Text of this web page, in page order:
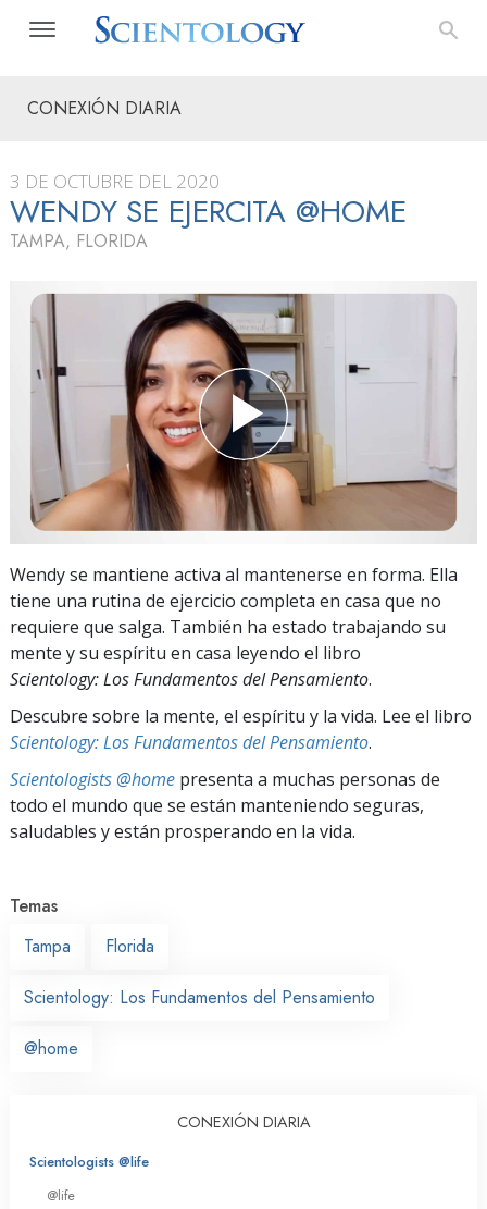
CONEXIÓN DIARIA
3 DE OCTUBRE DEL 2020
WENDY SE EJERCITA @HOME
TAMPA, FLORIDA
Wendy se mantiene activa al mantenerse en forma. Ella
tiene una rutina de ejercicio completa en casa que no
requiere que salga. También ha estado trabajando su
mente y su espíritu en casa leyendo el libro
Scientology: Los Fundamentos del Pensamiento.
Descubre sobre la mente, el espíritu y la vida. Lee el libro
Scientology: Los Fundamentos del Pensamiento.
Scientologists @home presenta a muchas personas de
todo el mundo que se están manteniendo seguras,
saludables y están prosperando en la vida.
Temas
Tampa
Florida
Scientology: Los Fundamentos del Pensamiento
@home
CONEXIÓN DIARIA
Scientologists @life
@life